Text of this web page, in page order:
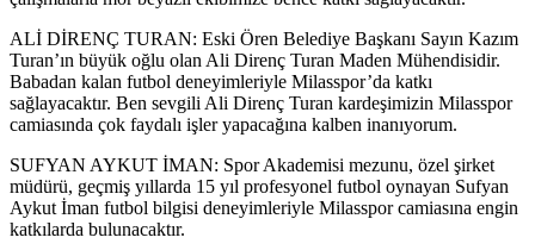
ALİ DİRENÇ TURAN: Eski Ören Belediye Başkanı Sayın Kazım
Turan’ın büyük oğlu olan Ali Direnç Turan Maden Mühendisidir.
Babadan kalan futbol deneyimleriyle Milasspor’da katkı
sağlayacaktır. Ben sevgili Ali Direnç Turan kardeşimizin Milasspor
camiasında çok faydalı işler yapacağına kalben inanıyorum.
SUFYAN AYKUT İMAN: Spor Akademisi mezunu, özel şirket
müdürü, geçmiş yıllarda 15 yıl profesyonel futbol oynayan Sufyan
Aykut İman futbol bilgisi deneyimleriyle Milasspor camiasına engin
katkılarda bulunacaktır.